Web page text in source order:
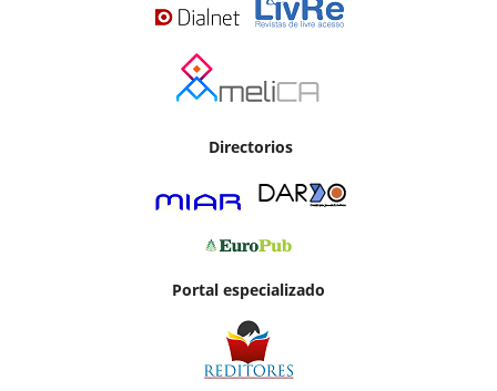
Directorios
Portal especializado